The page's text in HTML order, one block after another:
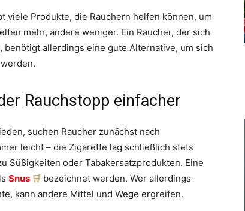
viele Produkte, die Rauchern helfen können, um
mehr, andere weniger. Ein Raucher, der sich
allerdings eine gute Alternative, um sich
Rauchstopp einfacher
suchen Raucher zunächst nach
leicht – die Zigarette lag schließlich stets
Süßigkeiten oder Tabakersatzprodukten. Eine
Snus
bezeichnet werden. Wer allerdings
kann andere Mittel und Wege ergreifen.